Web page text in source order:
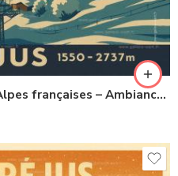
Affiche Valfréjus – Savoie – Alpes françaises – Ambiance rétro & artistique